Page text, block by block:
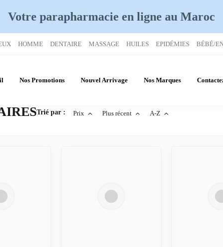
Votre parapharmacie en ligne au Maroc
HOMME DENTAIRE MASSAGE HUILES EPIDÉMIES BÉBÉ/
Nos Promotions Nouvel Arrivage Nos Marques
Trié par : Prix Plus récent A-Z